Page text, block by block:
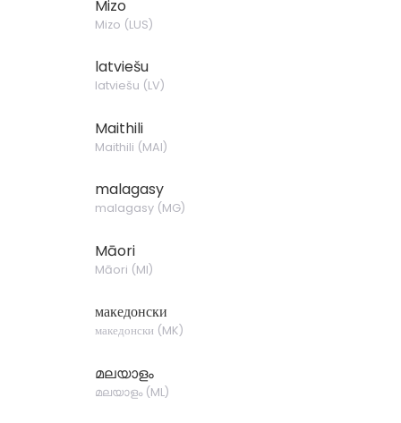
Mizo
Mizo (LUS)
latviešu
latviešu (LV)
Maithili
Maithili (MAI)
malagasy
malagasy(MG)
Māori
Māori (MI)
македонски
македонски (MK)
മലയാളം
മലയാളം(ML)